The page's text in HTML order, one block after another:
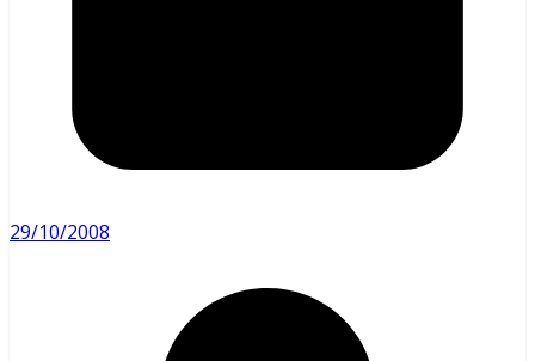
29/10/2008